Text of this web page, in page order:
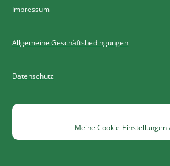
Impressum
Allgemeine Geschäftsbedingungen
Datenschutz
Meine Cookie-Einstellungen